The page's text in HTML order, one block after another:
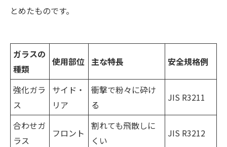
とめたものです。
ガラスの
種類
使用部位 主な特長 安全規格例
強化ガラ
ス
サイド・
リア
衝撃で粉々に砕け
る
JIS R3211
合わせガ
ラス
フロント
割れても飛散しに
くい
JIS R3212